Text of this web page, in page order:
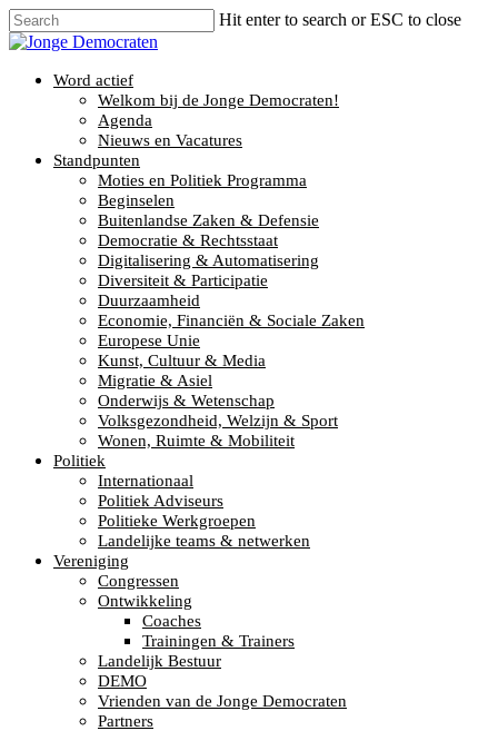
Hit enter to search or ESC to close
Word actief
Welkom bij de Jonge Democraten!
Agenda
Nieuws en Vacatures
Standpunten
Moties en Politiek Programma
Beginselen
Buitenlandse Zaken & Defensie
Democratie & Rechtsstaat
Digitalisering & Automatisering
Diversiteit & Participatie
Duurzaamheid
Economie, Financiën & Sociale Zaken
Europese Unie
Kunst, Cultuur & Media
Migratie & Asiel
Onderwijs & Wetenschap
Volksgezondheid, Welzijn & Sport
Wonen, Ruimte & Mobiliteit
Politiek
Internationaal
Politiek Adviseurs
Politieke Werkgroepen
Landelijke teams & netwerken
Vereniging
Congressen
Ontwikkeling
Coaches
Trainingen & Trainers
Landelijk Bestuur
DEMO
Vrienden van de Jonge Democraten
Partners